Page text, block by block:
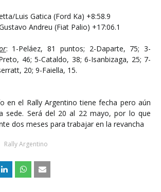
Luis Gatica (Ford Ka) +8:58.9
Andreu (Fiat Palio) +17:06.1
: 1-Peláez, 81 puntos; 2-Daparte, 75; 3-
46; 5-Cataldo, 38; 6-Isanbizaga, 25; 7-
20; 9-Faiella, 15.
en el Rally Argentino tiene fecha pero aún
sede. Será del 20 al 22 mayo, por lo que
dos meses para trabajar en la revancha
Rally Argentino